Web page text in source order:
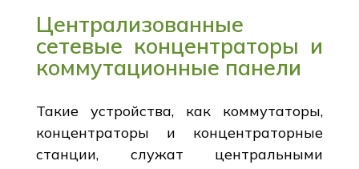
Централизованные
сетевые концентраторы и
коммутационные панели
Такие устройства, как коммутаторы,
концентраторы и концентраторные
станции, служат центральными